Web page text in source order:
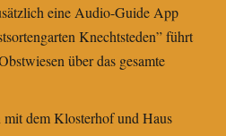
eine Audio-Guide App
Knechtsteden” führt
über das gesamte
dem Klosterhof und Haus